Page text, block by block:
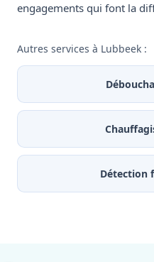
engagements qui font la
Autres services à Lubbeek :
Détection